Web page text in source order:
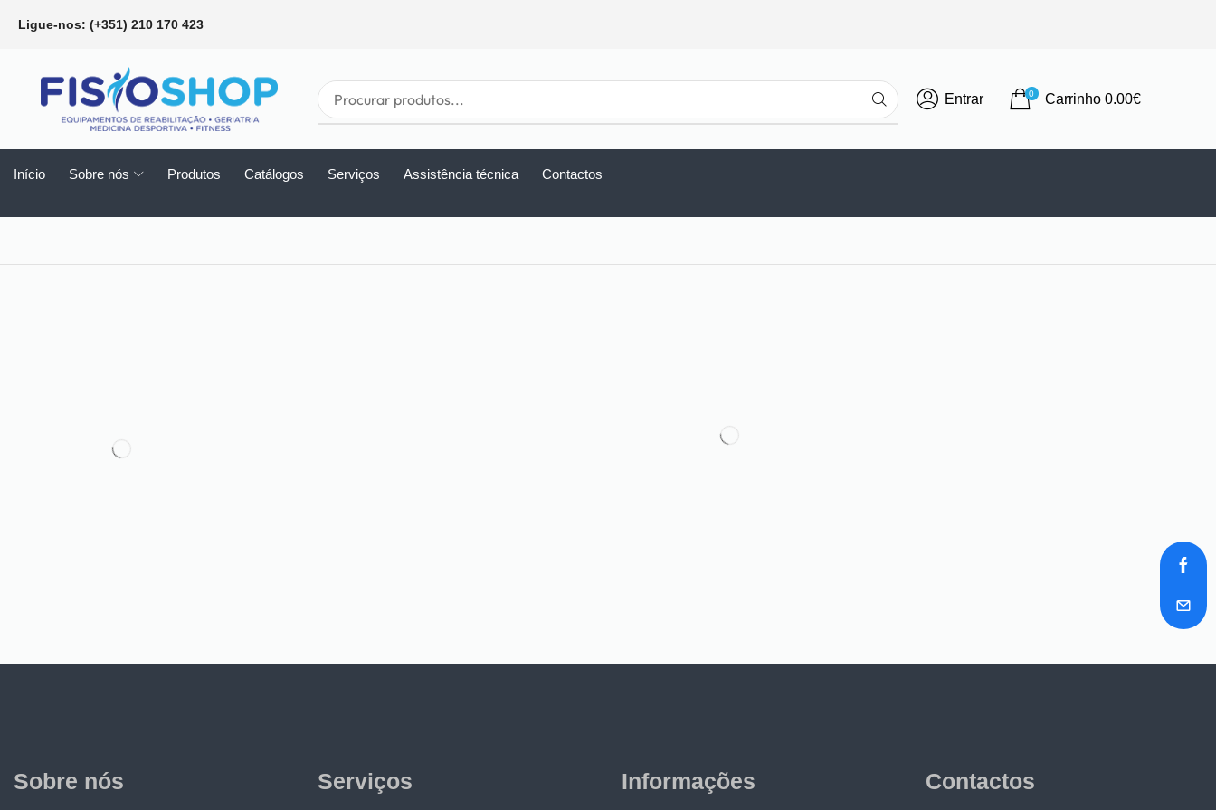
Ligue-nos: (+351) 210 170 423
Entrar 0 Carrinho0.00€
Início Sobre nós Produtos Catálogos Serviços Assistência técnica Contactos
Sobre nós Serviços Informações Contactos